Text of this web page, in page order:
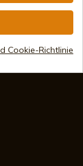
Cookie-Richtlinie